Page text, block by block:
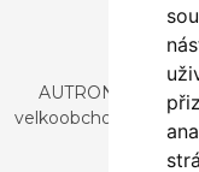
AUTRONIC, s.r.o.
velkoobchodním